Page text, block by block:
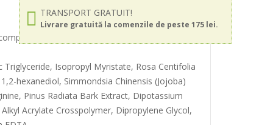
TRANSPORT GRATUIT!
Livrare gratuită la comenzile de peste 175 lei.
Isopropyl Myristate, Rosa Centifolia
hexanediol, Simmondsia Chinensis (Jojoba)
Pinus Radiata Bark Extract, Dipotassium
Acrylate Crosspolymer, Dipropylene Glycol,